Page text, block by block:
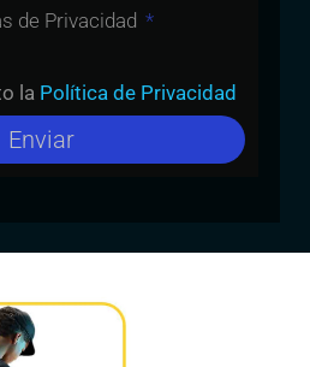
de Privacidad
la Política de Privacidad
Enviar